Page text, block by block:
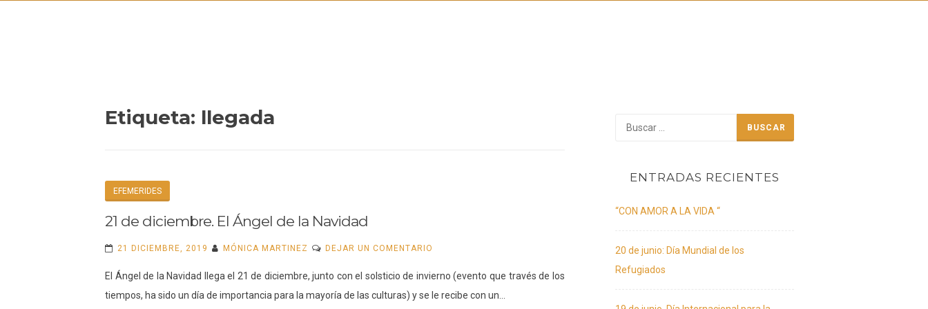
Etiqueta: llegada
EFEMERIDES
21 de diciembre. El Ángel de la Navidad
21 DICIEMBRE, 2019 MÓNICA MARTINEZ DEJAR UN COMENTARIO
DE
DICIEMBRE.
El Ángel de la Navidad llega el 21 de diciembre, junto con el solsticio de invierno (evento que través de los
tiempos, ha sido un día de importancia para la mayoría de las culturas) y se le recibe con un…
Buscar:
ENTRADAS RECIENTES
“CON AMOR A LA VIDA “
20 de junio: Día Mundial de los
Refugiados